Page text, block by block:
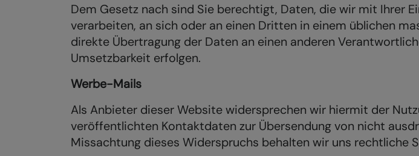
Dem Gesetz nach sind Sie berechtigt, Daten, die wir mit Ihrer
verarbeiten, an sich oder an einen Dritten in einem üblichen
direkte Übertragung der Daten an einen anderen
Umsetzbarkeit erfolgen.
Werbe-Mails
Als Anbieter dieser Website widersprechen wir hiermit der
veröffentlichten Kontaktdaten zur Übersendung von nicht
Missachtung dieses Widerspruchs behalten wir uns rechtliche